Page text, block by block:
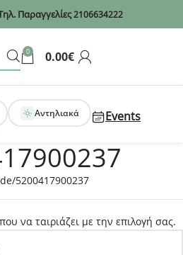
Παραγγελίες2106634222
0 0.00€
Αντηλιακά Events
5200417900237
να ταιριάζει με την επιλογή σας.